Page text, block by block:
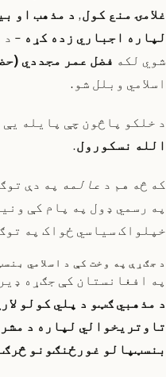
غلامۍ منع کول, د مذهب او
لپاره اجباري زده کړه - د
شوي لکه فضل عمر مجددي
اسلامي وبلل شو.
د خلکو پاڅون چې پایله
الله نسکورول.
که څه هم د عالمه په دې
په رسمي ډول په پام کې
خپلواک سیاسي ځواک په توګه
د جګړې په وخت کې د اسلامي
په افغانستان کې جګړه
د مذهبي ګټو د پلي کولو
تاوتریخوالي لپاره د
بنسټپالو غورځنګونو